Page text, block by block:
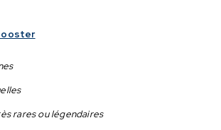
rares ou légendaires